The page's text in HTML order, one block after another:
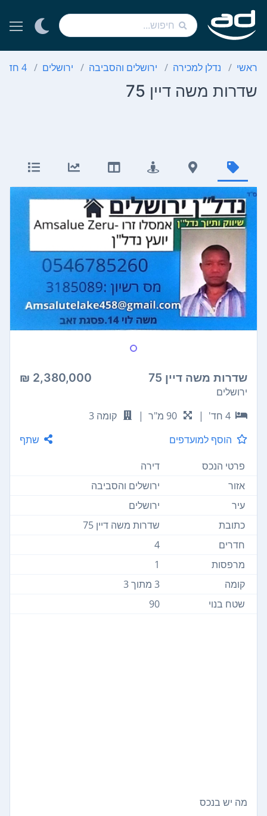
ראשי נדלן למכירה ירושלים והסביבה ירושלים 4 חדרים
שדרות משה דיין 75
שדרות משה דיין 75 2,380,000 ₪
ירושלים
4 חד'
| 90 מ"ר |
קומה 3
הוסף למועדפים
שתף
פרטי הנכס
דירה
אזור
ירושלים והסביבה
עיר
ירושלים
כתובת
שדרות משה דיין 75
חדרים
4
מרפסות
1
קומה
3 מתוך 3
שטח בנוי
90
מה יש בנכס